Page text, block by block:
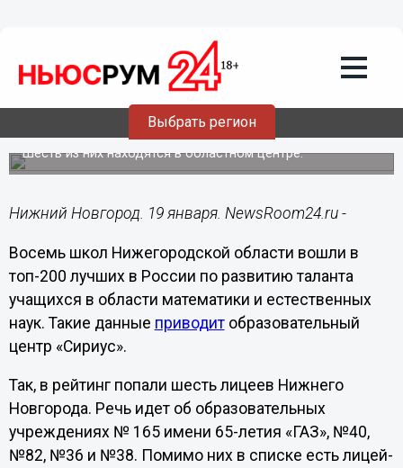
Выбрать регион
Восемь нижегородских лицеев вошли
в топ-200 математических школ
Шесть из них находятся в областном центре.
Нижний Новгород. 19 января. NewsRoom24.ru -
Восемь школ Нижегородской области вошли в
топ-200 лучших в России по развитию таланта
учащихся в области математики и естественных
наук. Такие данные приводитобразовательный
центр «Сириус».
Так, в рейтинг попали шесть лицеев Нижнего
Новгорода. Речь идет об образовательных
учреждениях № 165 имени 65-летия «ГАЗ», №40,
№82, №36 и №38. Помимо них в списке есть лицей-